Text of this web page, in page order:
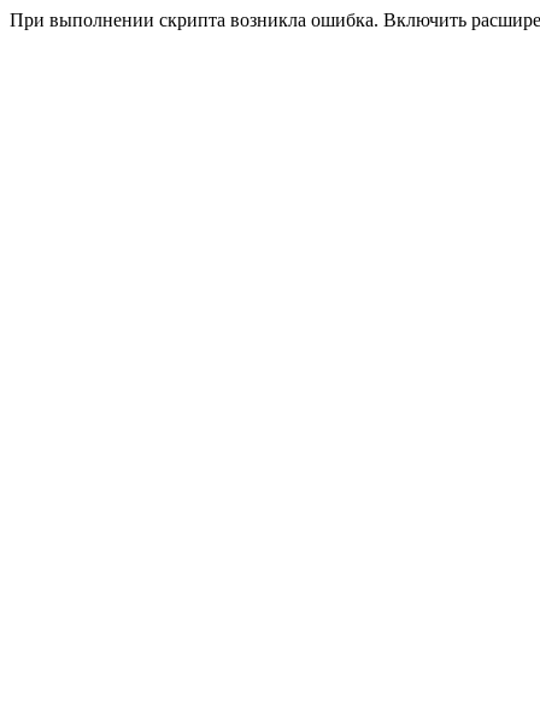
При выполнении скрипта возникла ошибка. Включить